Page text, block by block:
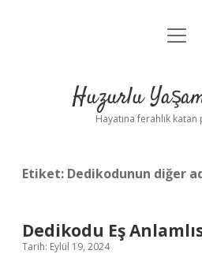
Anasayfa
Yasal
Huzurlu
Hayatına ferahlık
Etiket: Dedikodunun diğer
Dedikodu Eş
Tarih: Eylül 19, 2024